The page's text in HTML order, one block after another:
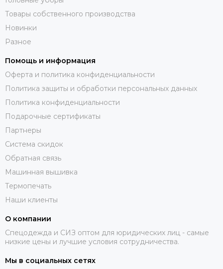
Товары собственного производства
Новинки
Разное
Помощь и информация
Оферта и политика конфиденциальности
Политика защиты и обработки персональных данных
Политика конфиденциальности
Подарочные сертификаты
Партнеры
Система скидок
Обратная связь
Машинная вышивка
Термопечать
Наши клиенты
О компании
Спецодежда и СИЗ оптом для юридических лиц - самые
низкие цены и лучшие условия сотрудничества.
Мы в социальных сетях